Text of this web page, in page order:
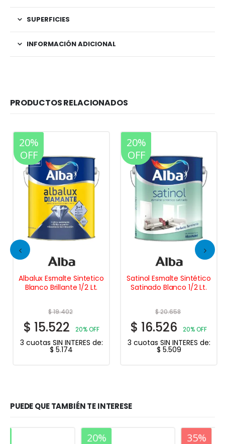
SUPERFICIES
INFORMACIÓN ADICIONAL
PRODUCTOS RELACIONADOS
20%
OFF
Albalux Esmalte Sintetico
Blanco Brillante 1/2 Lt.
$19.402
$ 15.522 20% OFF
3 cuotas SIN INTERES de:
$ 5.174
20%
OFF
Satinol Esmalte Sintético
Satinado Blanco 1/2 Lt.
$20.658
$ 16.526 20% OFF
3 cuotas SIN INTERES de:
$ 5.509
PUEDE QUE TAMBIÉN TE INTERESE